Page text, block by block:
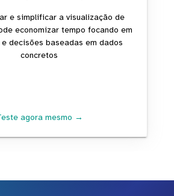
e simplificar a visualização de
economizar tempo focando em
decisões baseadas em dados
concretos
agora mesmo →